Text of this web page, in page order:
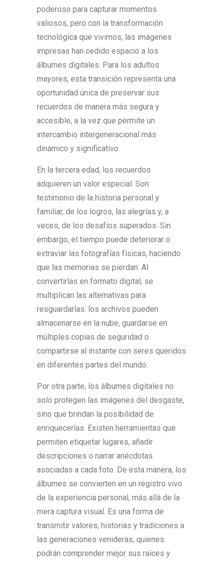
poderoso para capturar momentos
valiosos, pero con la transformación
tecnológica que vivimos, las imágenes
impresas han cedido espacio a los
álbumes digitales. Para los adultos
mayores, esta transición representa una
oportunidad única de preservar sus
recuerdos de manera más segura y
accesible, a la vez que permite un
intercambio intergeneracional más
dinámico y significativo.
En la tercera edad, los recuerdos
adquieren un valor especial. Son
testimonio de la historia personal y
familiar, de los logros, las alegrías y, a
veces, de los desafíos superados. Sin
embargo, el tiempo puede deteriorar o
extraviar las fotografías físicas, haciendo
que las memorias se pierdan. Al
convertirlas en formato digital, se
multiplican las alternativas para
resguardarlas: los archivos pueden
almacenarse en la nube, guardarse en
múltiples copias de seguridad o
compartirse al instante con seres queridos
en diferentes partes del mundo.
Por otra parte, los álbumes digitales no
solo protegen las imágenes del desgaste,
sino que brindan la posibilidad de
enriquecerlas. Existen herramientas que
permiten etiquetar lugares, añadir
descripciones o narrar anécdotas
asociadas a cada foto. De esta manera, los
álbumes se convierten en un registro vivo
de la experiencia personal, más allá de la
mera captura visual. Es una forma de
transmitir valores, historias y tradiciones a
las generaciones venideras, quienes
podrán comprender mejor sus raíces y